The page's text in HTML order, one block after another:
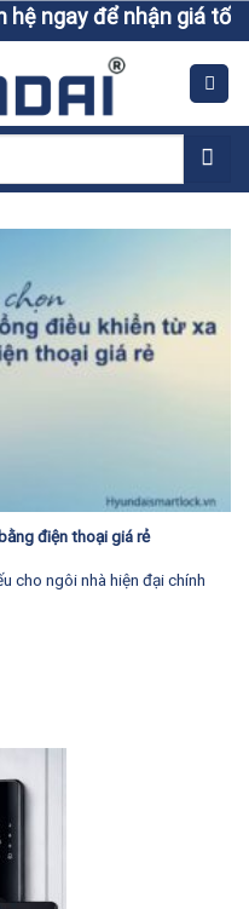
hệ ngay để nhận giá tốt
điện thoại giá rẻ
cho ngôi nhà hiện đại chính